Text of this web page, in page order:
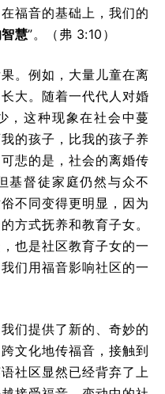
福音的基础上，我们的
慧”。（弗 3:10）
。例如，大量儿童在离
大。随着一代代人对婚
，这种现象在社会中蔓
的孩子，比我的孩子养
悲的是，社会的离婚传
基督徒家庭仍然与众不
不同变得更明显，因为
方式抚养和教育子女。
也是社区教育子女的一
们用福音影响社区的一
们提供了新的、奇妙的
文化地传福音，接触到
社区显然已经背弃了上